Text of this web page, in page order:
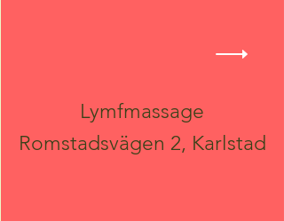
Lymfmassage
Romstadsvägen 2, Karlstad